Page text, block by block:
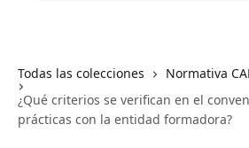
Todas las colecciones Normativa
¿Qué criterios se verifican en el
prácticas con la entidad formadora?